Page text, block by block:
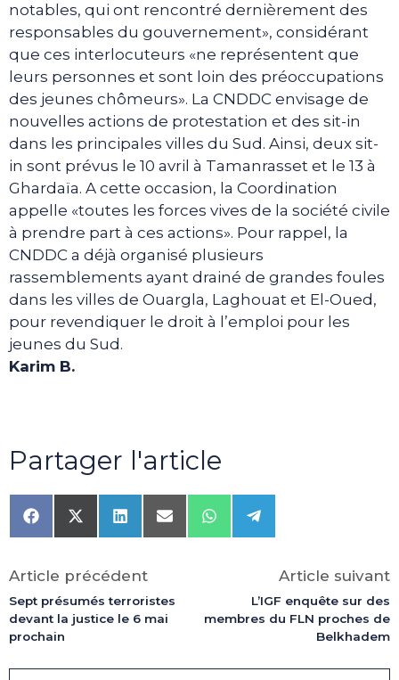
notables, qui ont rencontré dernièrement des
responsables du gouvernement», considérant
que ces interlocuteurs «ne représentent que
leurs personnes et sont loin des préoccupations
des jeunes chômeurs». La CNDDC envisage de
nouvelles actions de protestation et des sit-in
dans les principales villes du Sud. Ainsi, deux sit-
in sont prévus le 10 avril à Tamanrasset et le 13 à
Ghardaïa. A cette occasion, la Coordination
appelle «toutes les forces vives de la société civile
à prendre part à ces actions». Pour rappel, la
CNDDC a déjà organisé plusieurs
rassemblements ayant drainé de grandes foules
dans les villes de Ouargla, Laghouat et El-Oued,
pour revendiquer le droit à l’emploi pour les
jeunes du Sud.
Karim B.
Partager l'article
Share
on
Share
on
(Twitter)
Share
on
Share
on
Share
on
Share
on
Article précédent
Sept présumés terroristes
devant la justice le 6 mai
prochain
Article suivant
L’IGF enquête sur des
membres du FLN proches de
Belkhadem